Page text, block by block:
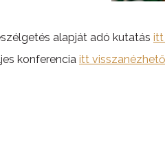
alapját adó kutatás itt
konferencia itt visszanézhető